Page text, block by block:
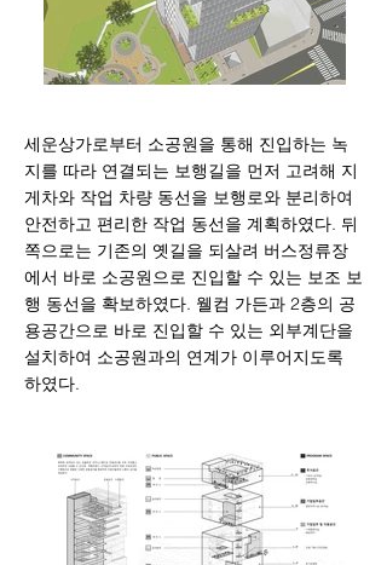
세운상가로부터 소공원을 통해 진입하는 녹
지를 따라 연결되는 보행길을 먼저 고려해 지
게차와 작업 차량 동선을 보행로와 분리하여
안전하고 편리한 작업 동선을 계획하였다. 뒤
쪽으로는 기존의 옛길을 되살려 버스정류장
에서 바로 소공원으로 진입할 수 있는 보조 보
행 동선을 확보하였다. 웰컴 가든과 2층의 공
용공간으로 바로 진입할 수 있는 외부계단을
설치하여 소공원과의 연계가 이루어지도록
하였다.